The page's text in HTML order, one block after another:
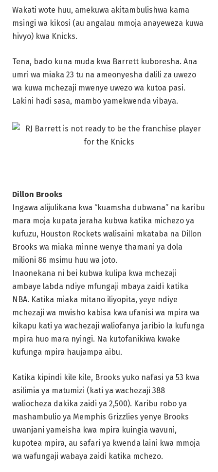
wa kuwa mchezaji mwenye uwezo wa kutoa pasi.
Lakini hadi sasa, mambo yamekwenda vibaya.
Ingawa alijulikana kwa “kuamsha dubwana” na karibu
mara moja kupata jeraha kubwa katika michezo ya
Inaonekana ni bei kubwa kulipa kwa mchezaji
ambaye labda ndiye mfungaji mbaya zaidi katika
NBA. Katika miaka mitano iliyopita, yeye ndiye
mchezaji wa mwisho kabisa kwa ufanisi wa mpira wa
kikapu kati ya wachezaji waliofanya jaribio la kufunga
mpira huo mara nyingi. Na kutofanikiwa kwake
kufunga mpira haujampa aibu.
Katika kipindi kile kile, Brooks yuko nafasi ya 53 kwa
asilimia ya matumizi (kati ya wachezaji 388
waliocheza dakika zaidi ya 2,500). Karibu robo ya
mashambulio ya Memphis Grizzlies yenye Brooks
uwanjani yameisha kwa mpira kuingia wavuni,
wa wafungaji wabaya zaidi katika mchezo.
Kwa bahati yake, mara nyingi alikuwa uwanjani na
vipaji vya hali ya juu vya kushambulia kama Ja Morant
na Desmond Bane, lakini udhaifu wake (na kujiamini
kwake kupita kiasi) kunaweza kuonekana wazi zaidi
katika timu inayojenga upya kama Houston Rockets.